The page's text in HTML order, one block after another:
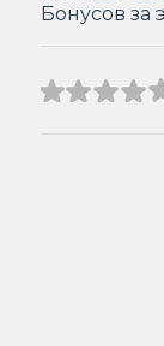
Бонусов за